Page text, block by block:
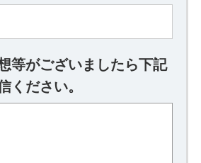
等がございましたら下記
ください。